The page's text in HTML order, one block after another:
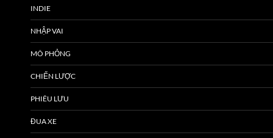
INDIE
NHẬP VAI
MÔ PHỎNG
CHIẾN LƯỢC
PHIÊU LƯU
ĐUA XE